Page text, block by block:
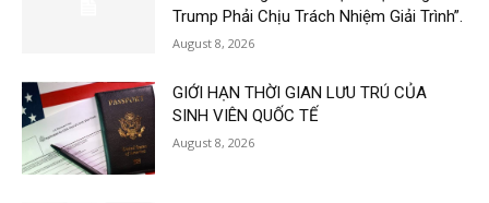
Trump Phải Chịu Trách Nhiệm Giải Trình”.
August 8, 2026
GIỚI HẠN THỜI GIAN LƯU TRÚ CỦA
SINH VIÊN QUỐC TẾ
August 8, 2026